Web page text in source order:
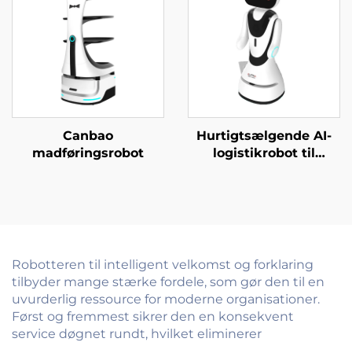
Canbao
madføringsrobot
Hurtigtsælgende AI-
logistikrobot til
Robotteren til intelligent velkomst og forklaring
tilbyder mange stærke fordele, som gør den til en
uvurderlig ressource for moderne organisationer.
Først og fremmest sikrer den en konsekvent
service døgnet rundt, hvilket eliminerer